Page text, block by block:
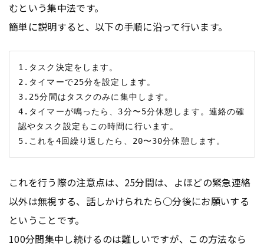
むという集中法です。
簡単に説明すると、以下の手順に沿って行います。
1.タスク決定をします。
2.タイマーで25分を設定します。
3.25分間はタスクのみに集中します。
4.タイマーが鳴ったら、3分〜5分休憩します。連絡の確
認やタスク設定もこの時間に行います。
これを行う際の注意点は、25分間は、よほどの緊急連絡
以外は無視する、話しかけられたら○分後にお願いする
ということです。
100分間集中し続けるのは難しいですが、この方法なら